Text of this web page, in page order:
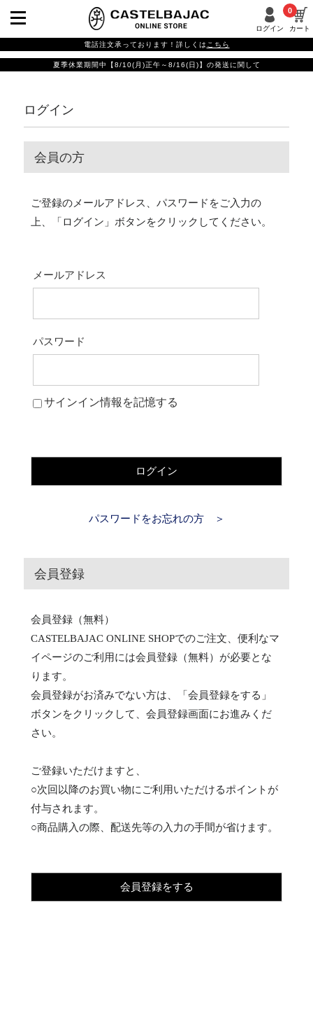
ログイン カート
0
電話注文承っております！詳しくは こちら
夏季休業期間中【8/10(月)正午～8/16(日)】の発送に関して
ログイン
会員の方
ご登録のメールアドレス、パスワードをご入力の
上、「ログイン」ボタンをクリックしてください。
メールアドレス
パスワード
サインイン情報を記憶する
ログイン
パスワードをお忘れの方 ＞
会員登録
会員登録（無料）
CASTELBAJAC ONLINE SHOPでのご注文、便利なマ
イページのご利用には会員登録（無料）が必要とな
ります。
会員登録がお済みでない方は、「会員登録をする」
ボタンをクリックして、会員登録画面にお進みくだ
さい。
ご登録いただけますと、
○次回以降のお買い物にご利用いただけるポイントが
付与されます。
○商品購入の際、配送先等の入力の手間が省けます。
会員登録をする